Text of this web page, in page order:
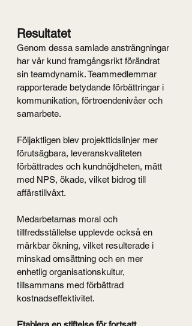
Resultatet
Genom dessa samlade ansträngningar
har vår kund framgångsrikt förändrat
sin teamdynamik. Teammedlemmar
rapporterade betydande förbättringar i
kommunikation, förtroendenivåer och
samarbete.
Följaktligen blev projekttidslinjer mer
förutsägbara, leveranskvaliteten
förbättrades och kundnöjdheten, mätt
med NPS, ökade, vilket bidrog till
affärstillväxt.
Medarbetarnas moral och
tillfredsställelse upplevde också en
märkbar ökning, vilket resulterade i
minskad omsättning och en mer
enhetlig organisationskultur,
tillsammans med förbättrad
kostnadseffektivitet.